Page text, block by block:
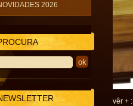
2026
vêr + :